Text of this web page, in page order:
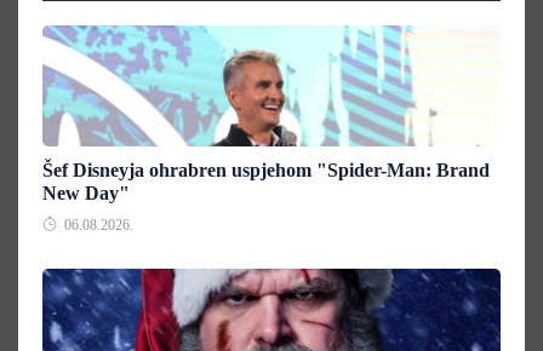
Šef Disneyja ohrabren uspjehom "Spider-Man: Brand
New Day"
06.08.2026.